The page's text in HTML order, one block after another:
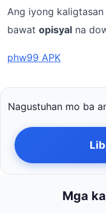
Ang iyong
bawat opisyal na
phw99 APK
Nagustuhan mo ba
Mga